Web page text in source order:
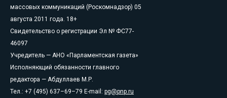
массовых коммуникаций (Роскомнадзор) 05
августа 2011 года. 18+
Свидетельство о регистрации Эл № ФС77-
46097
Учредитель — АНО «Парламентская газета»
Исполняющий обязанности главного
редактора — Абдуллаев М.Р.
Тел.: +7 (495) 637–69–79 E-mail: pg@pnp.ru